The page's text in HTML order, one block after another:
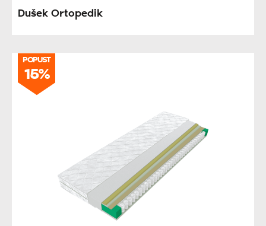
Dušek Ortopedik
POPUST
15%